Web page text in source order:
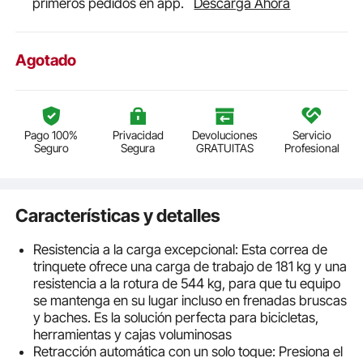
primeros pedidos en app.
Descarga Ahora
Agotado
Pago 100%
Seguro
Privacidad
Segura
Devoluciones
GRATUITAS
Servicio
Profesional
Características y detalles
Resistencia a la carga excepcional: Esta correa de
trinquete ofrece una carga de trabajo de 181 kg y una
resistencia a la rotura de 544 kg, para que tu equipo
se mantenga en su lugar incluso en frenadas bruscas
y baches. Es la solución perfecta para bicicletas,
herramientas y cajas voluminosas
Retracción automática con un solo toque: Presiona el